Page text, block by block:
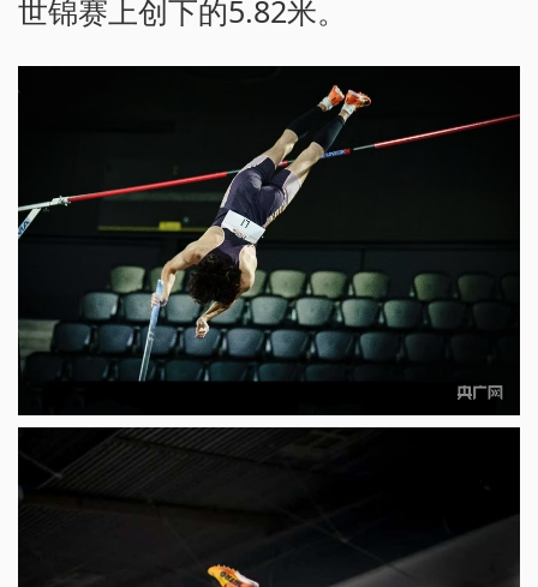
世锦赛上创下的5.82米。